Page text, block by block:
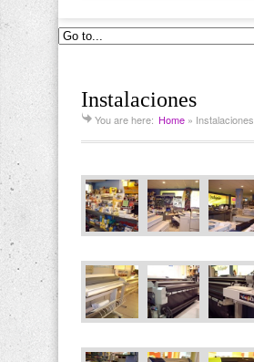
Instalaciones
You are here: Home » Instalaciones